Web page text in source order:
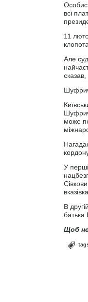
всі
11
Але
Шуфрич
може
У
В
Щоб